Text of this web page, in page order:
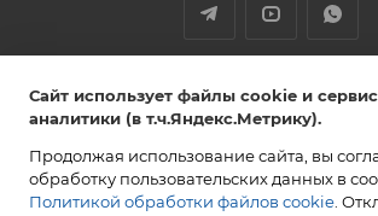
ИНН 027809108765 ОГРН
2013-2026 AVTOGBO.COM. Все
Сайт использует файлы cookie и
аналитики (в т.ч.Яндекс.Метрику).
Продолжая использование сайта, вы
обработку пользовательских данных в
Политикой обработки файлов cookie .